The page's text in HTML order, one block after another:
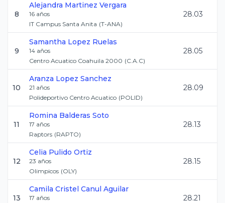
8
Alejandra Martinez Vergara
16 años
IT Campus Santa Anita (T-ANA)
28.03
9
Samantha Lopez Ruelas
14 años
Centro Acuatico Coahuila 2000 (C.A.C)
28.05
10
Aranza Lopez Sanchez
21 años
Polideportivo Centro Acuatico (POLID)
28.09
11
Romina Balderas Soto
17 años
Raptors (RAPTO)
28.13
12
Celia Pulido Ortiz
23 años
Olimpicos (OLY)
28.15
13
Camila Cristel Canul Aguilar
17 años
28.21